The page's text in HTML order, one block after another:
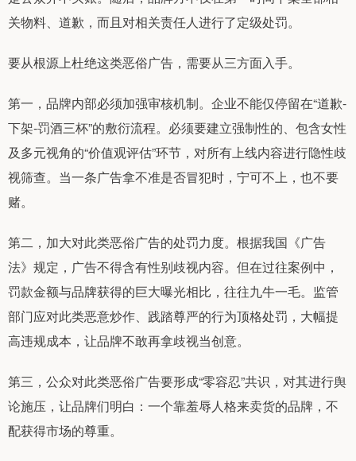
关物料、道歉，而且对相关责任人进行了定级处罚。
要从根源上杜绝这类恶俗广告，需要从三方面入手。
第一，品牌内部必须加强审核机制。企业不能仅停留在“道歉-
下架-罚酒三杯”的敷衍流程。必须要建立强制性的、包含女性
及多元视角的“价值观评估”环节，对所有上线内容进行隐性歧
视筛查。当一条广告拿不准是否冒犯时，宁可不上，也不要
赌。
第二，加大对此类恶俗广告的处罚力度。根据我国《广告
法》规定，广告不得含有性别歧视内容。但在过往案例中，
罚款金额与品牌获得的巨大曝光相比，往往九牛一毛。监管
部门应对此类恶意炒作、践踏尊严的行为顶格处罚，大幅提
高违规成本，让品牌不敢再拿歧视当创意。
第三，公众对此类恶俗广告要形成“零容忍”共识，对其进行舆
论施压，让品牌们明白：一个靠羞辱人格来卖货的品牌，不
配获得市场的尊重。